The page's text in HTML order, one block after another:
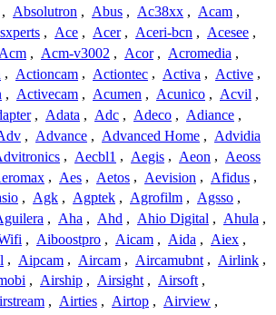
, Absolutron , Abus , Ac38xx , Acam ,
, Ace , Acer , Aceri-bcn , Acesee ,
Acm , Acm-v3002 , Acor , Acromedia ,
, Actioncam , Actiontec , Activa , Active ,
, Activecam , Acumen , Acunico , Acvil ,
, Adata , Adc , Adeco , Adiance ,
, Advance , Advanced Home , Advidia
, Aecbl1 , Aegis , Aeon , Aeoss
, Aes , Aetos , Aevision , Afidus ,
, Agk , Agptek , Agrofilm , Agsso ,
, Aha , Ahd , Ahio Digital , Ahula ,
, Aiboostpro , Aicam , Aida , Aiex ,
, Aipcam , Aircam , Aircamubnt , Airlink ,
, Airship , Airsight , Airsoft ,
, Airties , Airtop , Airview ,